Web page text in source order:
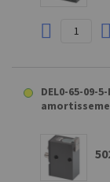
DEL0-65-